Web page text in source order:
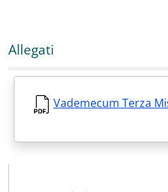
Allegati
Vademecum Terza